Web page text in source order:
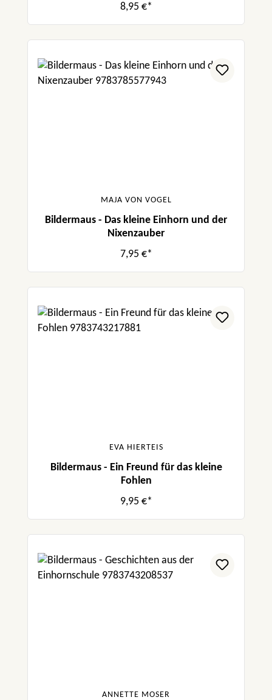
8,95 €*
MAJA VON VOGEL
Bildermaus - Das kleine Einhorn und der
Nixenzauber
7,95 €*
EVA HIERTEIS
Bildermaus - Ein Freund für das kleine
Fohlen
9,95 €*
ANNETTE MOSER